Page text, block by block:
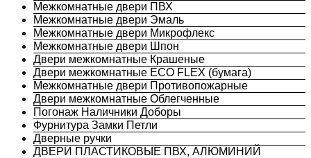
Межкомнатные двери ПВХ
Межкомнатные двери Эмаль
Межкомнатные двери Микрофлекс
Межкомнатные двери Шпон
Двери межкомнатные Крашеные
Двери межкомнатные ECO FLEX (бумага)
Межкомнатные двери Противопожарные
Двери межкомнатные Облегченные
Погонаж Наличники Доборы
Фурнитура Замки Петли
Дверные ручки
ДВЕРИ ПЛАСТИКОВЫЕ ПВХ, АЛЮМИНИЙ